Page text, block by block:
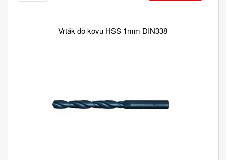
Vrták do kovu HSS 1mm DIN338